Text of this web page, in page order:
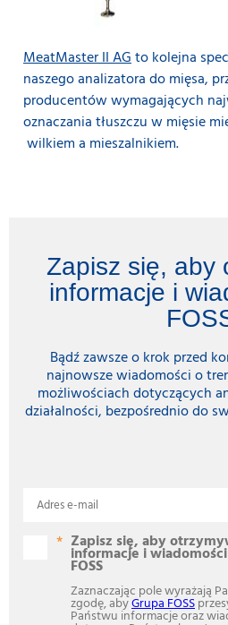
MeatMaster II AGto kolejna
naszego analizatora do mięsa,
producentów wymagających
oznaczania tłuszczu w mięsie
wilkiem a mieszalnikiem.
Zapisz się, aby
informacje i
Bądź zawsze o krok przed
najnowsze wiadomości o
możliwościach dotyczących
działalności, bezpośrednio do
Adres e-mail
Zapisz się, aby
informacje i
FOSS
Zaznaczając pole wyrażają
zgodę, abyGrupa FOSS
Państwu informacje oraz